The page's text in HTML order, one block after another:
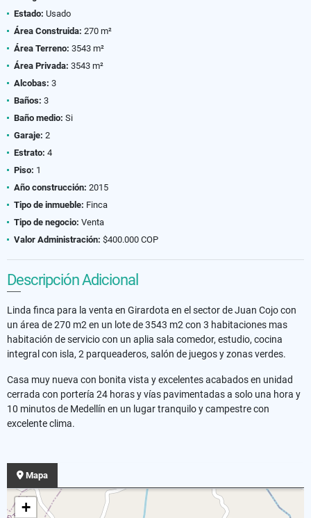
Estado: Usado
Área Construida: 270 m²
Área Terreno: 3543 m²
Área Privada: 3543 m²
Alcobas: 3
Baños: 3
Baño medio: Si
Garaje: 2
Estrato: 4
Piso: 1
Año construcción: 2015
Tipo de inmueble: Finca
Tipo de negocio: Venta
Valor Administración: $400.000 COP
Descripción Adicional
Linda finca para la venta en Girardota en el sector de Juan Cojo con
un área de 270 m2 en un lote de 3543 m2 con 3 habitaciones mas
habitación de servicio con un aplia sala comedor, estudio, cocina
integral con isla, 2 parqueaderos, salón de juegos y zonas verdes.
Casa muy nueva con bonita vista y excelentes acabados en unidad
cerrada con portería 24 horas y vías pavimentadas a solo una hora y
10 minutos de Medellín en un lugar tranquilo y campestre con
excelente clima.
Mapa
+